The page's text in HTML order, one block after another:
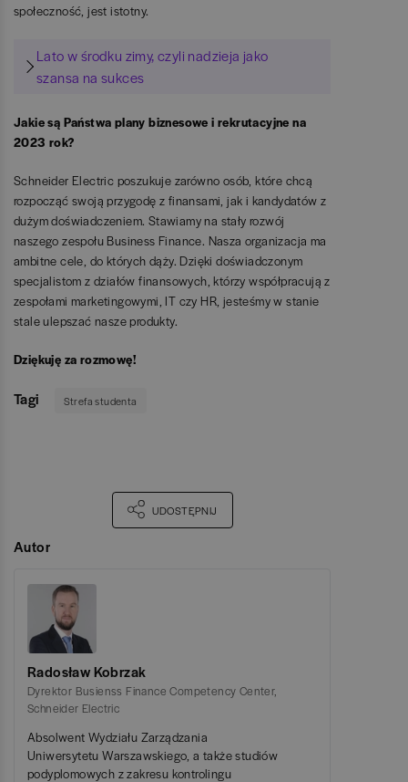
społeczność, jest istotny.
Lato w środku zimy, czyli nadzieja jako
szansa na sukces
Jakie są Państwa plany biznesowe i rekrutacyjne na
2023 rok?
Schneider Electric poszukuje zarówno osób, które chcą
rozpocząć swoją przygodę z finansami, jak i kandydatów z
dużym doświadczeniem. Stawiamy na stały rozwój
naszego zespołu Business Finance. Nasza organizacja ma
ambitne cele, do których dąży. Dzięki doświadczonym
specjalistom z działów finansowych, którzy współpracują z
zespołami marketingowymi, IT czy HR, jesteśmy w stanie
stale ulepszać nasze produkty.
Dziękuję za rozmowę!
Tagi Strefa studenta
UDOSTĘPNIJ
Autor
Radosław Kobrzak
Dyrektor Busienss Finance Competency Center,
Schneider Electric
Absolwent Wydziału Zarządzania
Uniwersytetu Warszawskiego, a także studiów
podyplomowych z zakresu kontrolingu